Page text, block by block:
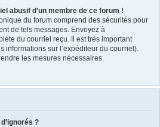
abusif d’un membre de ce forum !
du forum comprend des sécurités pour
de tels messages. Envoyez à
du courriel reçu. Il est très important
informations sur l’expéditeur du courriel).
les mesures nécessaires.
?